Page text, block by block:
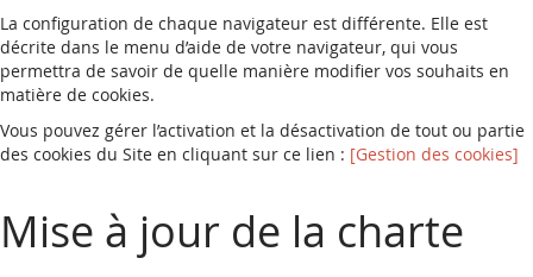
La configuration de chaque navigateur est différente. Elle est
décrite dans le menu d’aide de votre navigateur, qui vous
permettra de savoir de quelle manière modifier vos souhaits en
matière de cookies.
Vous pouvez gérer l’activation et la désactivation de tout ou partie
des cookies du Site en cliquant sur ce lien : [Gestion des cookies]
Mise à jour de la charte